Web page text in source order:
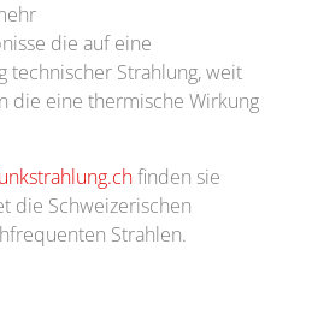
die auf eine
technischer Strahlung, weit
die eine thermische Wirkung
finden sie
die Schweizerischen
Strahlen.